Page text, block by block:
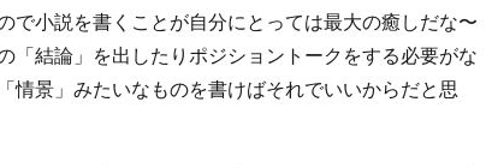
で小説を書くことが自分にとっては最大の癒しだな〜
「結論」を出したりポジショントークをする必要がな
情景」みたいなものを書けばそれでいいからだと思